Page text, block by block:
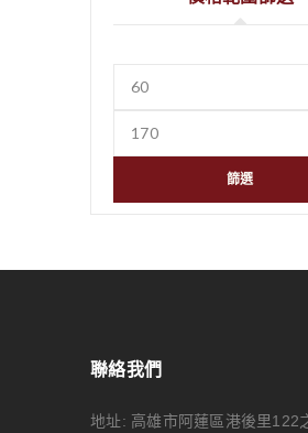
篩選
聯絡我們
地址: 高雄市阿蓮區港後里122